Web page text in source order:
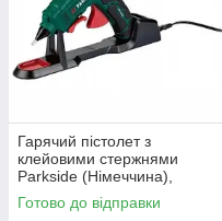
Гарячий пістолет з
клейовими стержнями
Parkside (Німеччина),
Пістолет термоклей, Пістолет
для термоклею, RYH
Готово до відправки